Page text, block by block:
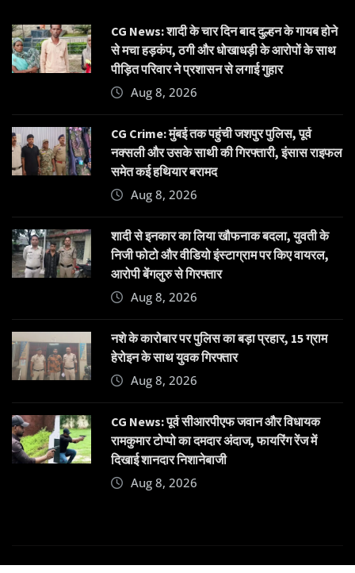
CG News: शादी के चार दिन बाद दुल्हन के गायब होने
से मचा हड़कंप, ठगी और धोखाधड़ी के आरोपों के साथ
पीड़ित परिवार ने प्रशासन से लगाई गुहार
Aug 8, 2026
CG Crime: मुंबई तक पहुंची जशपुर पुलिस, पूर्व
नक्सली और उसके साथी की गिरफ्तारी, इंसास राइफल
समेत कई हथियार बरामद
Aug 8, 2026
शादी से इनकार का लिया खौफनाक बदला, युवती के
निजी फोटो और वीडियो इंस्टाग्राम पर किए वायरल,
आरोपी बेंगलुरु से गिरफ्तार
Aug 8, 2026
नशे के कारोबार पर पुलिस का बड़ा प्रहार, 15 ग्राम
हेरोइन के साथ युवक गिरफ्तार
Aug 8, 2026
CG News: पूर्व सीआरपीएफ जवान और विधायक
रामकुमार टोप्पो का दमदार अंदाज, फायरिंग रेंज में
दिखाई शानदार निशानेबाजी
Aug 8, 2026